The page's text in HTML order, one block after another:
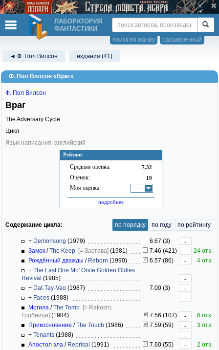
ЛАБОРАТОРИЯ
ФАНТАСТИКИ
расширенный
поиск по жанру
◄ Ф. Пол Вилсон издания (41)
Ф. Пол Вилсон «Враг»
Рейтинг
Средняя оценка: 7.32
Оценок: 19
Моя оценка: -
подробнее
Ф. Пол Вилсон
Враг
The Adversary Cycle
Цикл
Язык написания: английский
Содержание цикла: по порядку по году по рейтингу
+ Demonsong (1979) 6.67 (3)
-
Замок /The Keep [= Застава] (1981) 7.46 (421) -
24 отз.
Рождённый дважды / Reborn (1990) 6.57 (86) -
4 отз.
+ The Last One Mo' Once Golden Oldies
Revival (1985)
-
+ Dat-Tay-Vao (1987) 7.00 (3)
-
+ Faces (1988)
-
Могила /The Tomb [= Rakoshi;
Гробница] (1984) 7.56 (107) -
6 отз.
Прикосновение /The Touch (1986) 7.59 (59) -
3 отз.
+ Tenants (1988)
-
Апостол зла / Reprisal (1991) 7.60 (55) -
2 отз.